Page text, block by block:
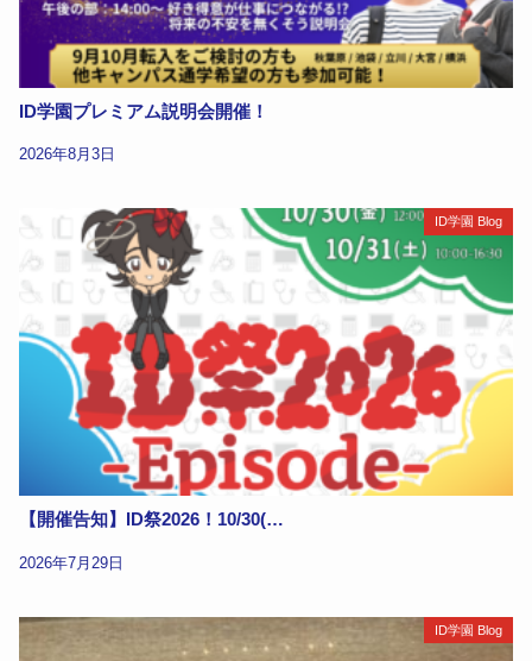
ID学園プレミアム説明会開催！
2026年8月3日
ID学園 Blog
【開催告知】ID祭2026！10/30(…
2026年7月29日
ID学園 Blog